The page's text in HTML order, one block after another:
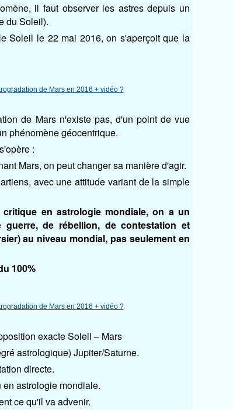
il faut observer les astres depuis un
du Soleil).
Soleil le 22 mai 2016, on s'aperçoit que la
de Mars n'existe pas, d'un point de vue
phénomène géocentrique.
:
Mars, on peut changer sa manière d'agir.
avec une attitude variant de la simple
en astrologie mondiale, on a un
de rébellion, de contestation et
au niveau mondial, pas seulement en
100%
exacte Soleil – Mars
astrologique) Jupiter/Saturne.
directe.
astrologie mondiale.
ce qu'il va advenir.